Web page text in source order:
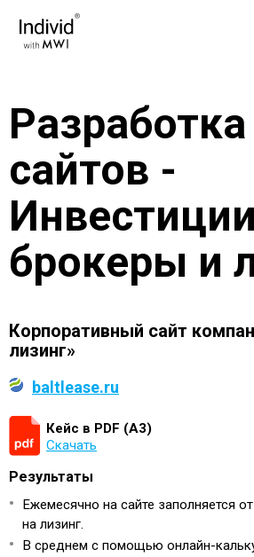
Разработка
сайтов -
брокеры и
Корпоративный сайт
лизинг»
baltlease.ru
Кейс в PDF (А3)
Скачать
Результаты
Ежемесячно на сайте заполняется
на лизинг.
В среднем с помощью онлайн-